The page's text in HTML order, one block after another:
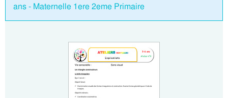
ans - Maternelle 1ere 2eme Primaire